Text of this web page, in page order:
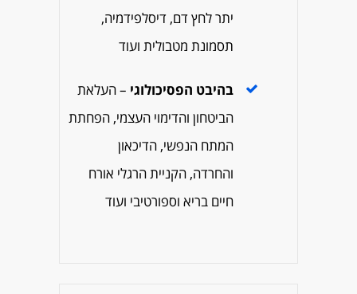
יתר לחץ דם, דיסלפידמיה,
תסמונת מטבולית ועוד
בהיבט הפסיכולוגי –העלאת
הביטחון והדימוי העצמי, הפחתת
המתח הנפשי, הדיכאון
והחרדה, הקניית הרגלי אורח
חיים בריא וספורטיבי ועוד